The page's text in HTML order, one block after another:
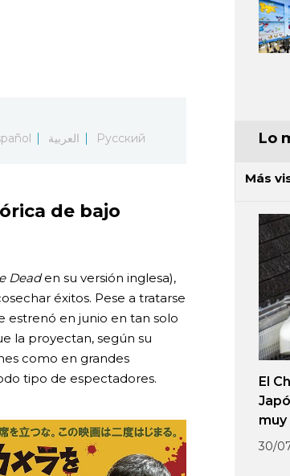
العربية Русский
de bajo
Deaden su versión inglesa),
éxitos. Pese a tratarse
estrenó en junio en tan solo
la proyectan, según su
como en grandes
tipo de espectadores.
Lo
Más
El
30/